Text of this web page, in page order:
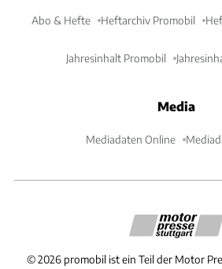
Abo & Hefte Heftarchiv Promobil
Jahresinhalt Promobil
Media
Mediadaten Online
©2026 promobil ist ein Teil der Motor